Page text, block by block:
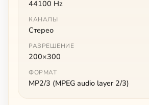
44100 Hz
КАНАЛЫ
Стерео
РАЗРЕШЕНИЕ
200×300
ФОРМАТ
MP2/3 (MPEG audio layer 2/3)